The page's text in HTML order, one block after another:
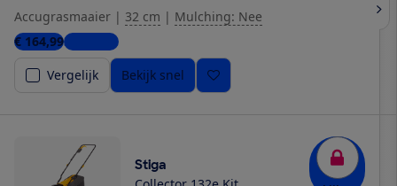
Accugrasmaaier | 32 cm | Mulching: Nee
€ 164,993 winkels
Vergelijk
Bekijk snel
Stiga